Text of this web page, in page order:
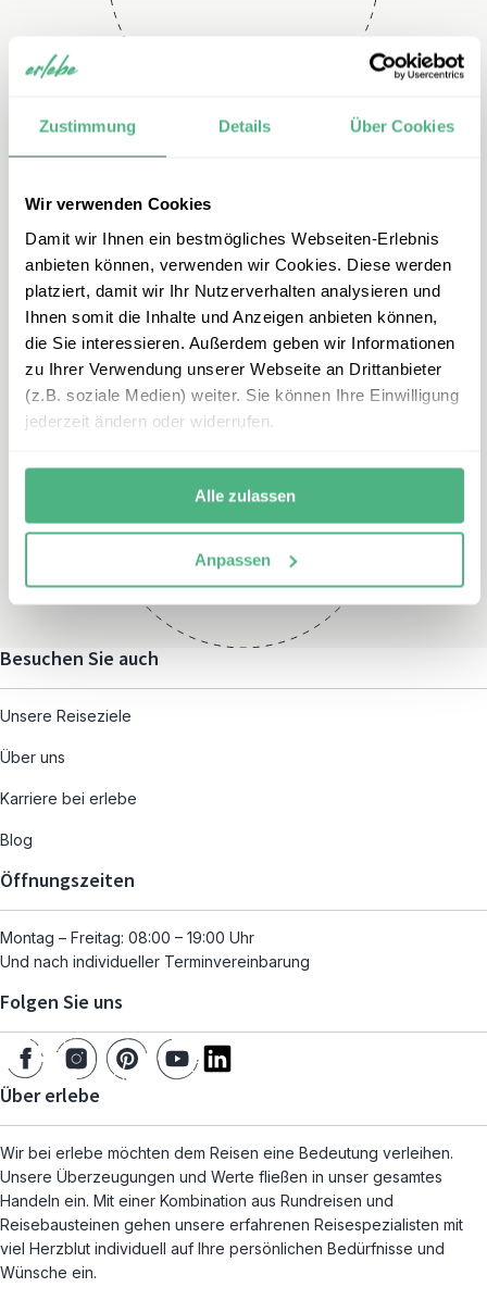
Zustimmung Details Über Cookies
Wir verwenden Cookies
Damit wir Ihnen ein bestmögliches Webseiten-Erlebnis
anbieten können, verwenden wir Cookies. Diese werden
platziert, damit wir Ihr Nutzerverhalten analysieren und
Ihnen somit die Inhalte und Anzeigen anbieten können,
die Sie interessieren. Außerdem geben wir Informationen
zu Ihrer Verwendung unserer Webseite an Drittanbieter
(z.B. soziale Medien) weiter. Sie können Ihre Einwilligung
jederzeit ändern oder widerrufen.
Alle zulassen
Anpassen
E-Mail
albanien@erlebe.de
Montag – Freitag:
und nach individueller
Terminvereinbarung
Besuchen Sie auch
Unsere Reiseziele
Über uns
Karriere bei erlebe
Blog
Öffnungszeiten
Montag – Freitag: 08:00 – 19:00 Uhr
Und nach individueller Terminvereinbarung
Folgen Sie uns
Über erlebe
Wir bei erlebe möchten dem Reisen eine Bedeutung verleihen.
Unsere Überzeugungen und Werte fließen in unser gesamtes
Handeln ein. Mit einer Kombination aus Rundreisen und
Reisebausteinen gehen unsere erfahrenen Reisespezialisten mit
viel Herzblut individuell auf Ihre persönlichen Bedürfnisse und
Wünsche ein.